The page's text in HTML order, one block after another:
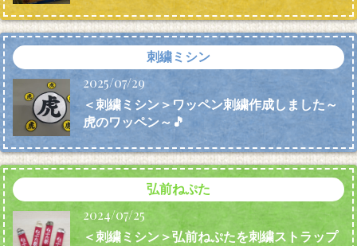
刺繍ミシン
2025/07/29
＜刺繍ミシン＞ワッペン刺繍作成しました～
虎のワッペン～🎵
弘前ねぷた
2024/07/25
＜刺繍ミシン＞弘前ねぷたを刺繍ストラップ